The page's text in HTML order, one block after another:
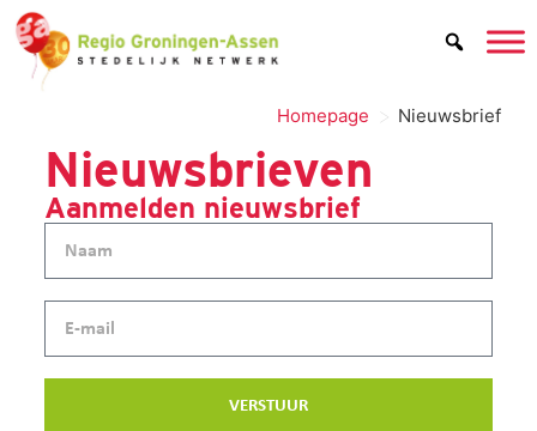
Homepage > Nieuwsbrief
Nieuwsbrieven
Aanmelden nieuwsbrief
VERSTUUR